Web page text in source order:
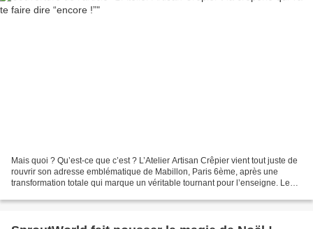
Mais quoi ? Qu’est-ce que c’est ? L’Atelier Artisan Crêpier vient tout juste de
rouvrir son adresse emblématique de Mabillon, Paris 6ème, après une
transformation totale qui marque un véritable tournant pour l’enseigne. Le